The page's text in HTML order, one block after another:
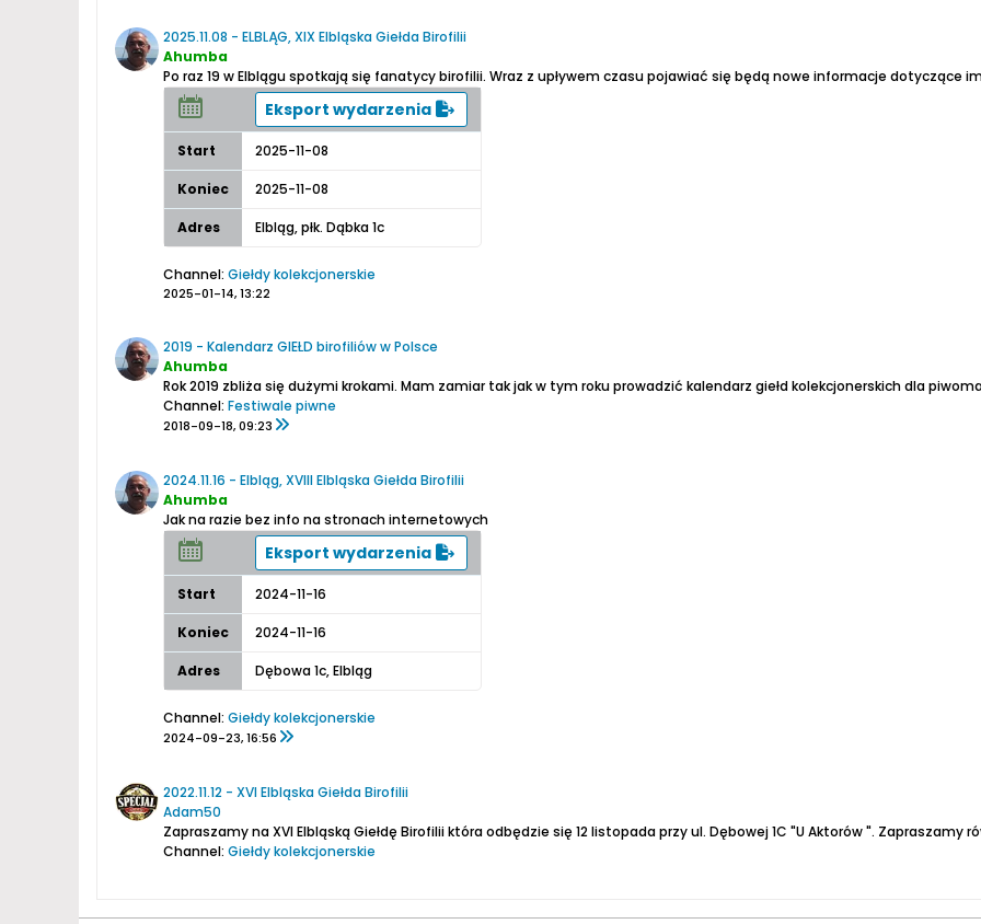
2025.11.08 - ELBLĄG, XIX Elbląska Giełda Birofilii
Ahumba
Po raz 19 w Elblągu spotkają się fanatycy birofilii. Wraz z upływem czasu pojawiać się będą nowe informacje dotyczące
Eksport wydarzenia
Start 2025-11-08
Koniec 2025-11-08
Adres Elbląg, płk. Dąbka 1c
Channel: Giełdy kolekcjonerskie
2025-01-14, 13:22
2019 - Kalendarz GIEŁD birofiliów w Polsce
Ahumba
Rok 2019 zbliża się dużymi krokami. Mam zamiar tak jak w tym roku prowadzić kalendarz giełd kolekcjonerskich dla
Channel: Festiwale piwne
2018-09-18, 09:23
2024.11.16 - Elbląg, XVIII Elbląska Giełda Birofilii
Ahumba
Jak na razie bez info na stronach internetowych
Eksport wydarzenia
Start 2024-11-16
Koniec 2024-11-16
Adres Dębowa 1c, Elbląg
Channel: Giełdy kolekcjonerskie
2024-09-23, 16:56
2022.11.12 - XVI Elbląska Giełda Birofilii
Adam50
Channel: Giełdy kolekcjonerskie